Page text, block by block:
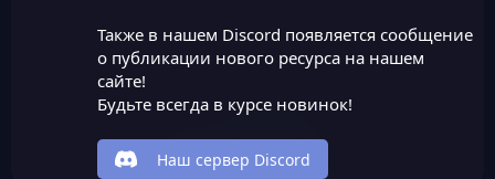
Также в нашем Discord появляется сообщение
о публикации нового ресурса на нашем
сайте!
Будьте всегда в курсе новинок!
Наш сервер Discord